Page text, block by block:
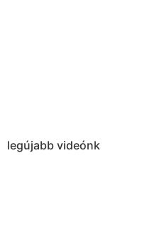
legújabb videónk